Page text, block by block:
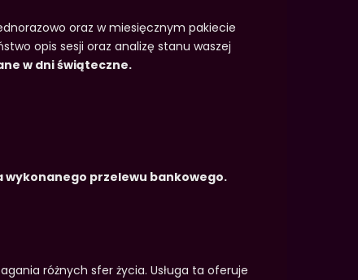
oraz w miesięcznym pakiecie
opis sesji oraz analizę stanu waszej
w dni świąteczne.
przelewu bankowego.
różnych sfer życia. Usługa ta oferuje